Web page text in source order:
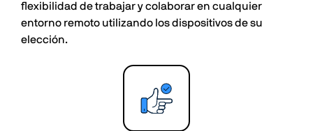
flexibilidad de trabajar y colaborar en cualquier
entorno remoto utilizando los dispositivos de su
elección.